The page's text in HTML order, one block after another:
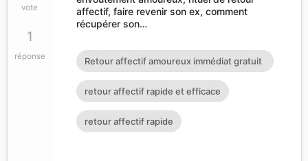
vote
1
réponse
affectif, faire revenir son ex, comment
récupérer son…
Retour affectif amoureux immédiat gratuit
Rituel retour affectif
retour affectif rapide et efficace
retour affectif rapide